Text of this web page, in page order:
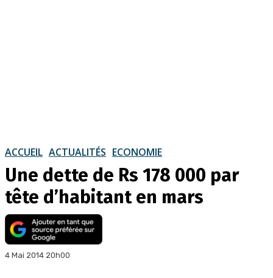
ACCUEIL ACTUALITÉS ECONOMIE
Une dette de Rs 178 000 par
tête d’habitant en mars
4 Mai 2014 20h00